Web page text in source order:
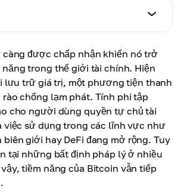
mang lại sự tự do tài chính.
hạn:
đa 21 triệu BTC, Bitcoin có thể
và sự mất giá tiền tệ.
toàn cầu:
sử dụng ở bất kỳ nơi nào trên thế
giao dịch quốc tế.
được ghi lại trên blockchain, đảm
an toàn.
mạnh, khiến nó rủi ro đối với nhà
ổn định.
với sự không chắc chắn khi các
quy định.
lượng mạng của Bitcoin bị giới
nghẽn và phí cao khi nhu cầu
được chấp nhận khiến nó trở
trong thế giới tài chính. Hiện
lưu trữ giá trị, một phương tiện thanh
chống lạm phát. Tính phi tập
cho người dùng quyền tự chủ tài
sử dụng trong các lĩnh vực như
giới hay DeFi đang mở rộng. Tuy
tại những bất định pháp lý ở nhiều
tiềm năng của Bitcoin vẫn tiếp